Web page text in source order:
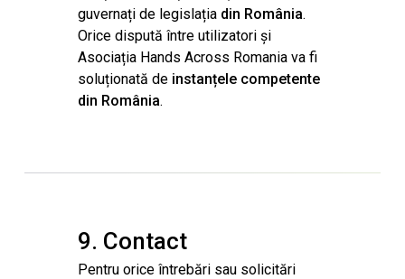
guvernați de legislația din România.
Orice dispută între utilizatori și
Asociația Hands Across Romania va fi
soluționată de instanțele competente
din România.
9. Contact
Pentru orice întrebări sau solicitări